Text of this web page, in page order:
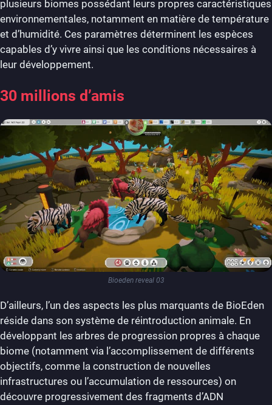
plusieurs biomes possédant leurs propres caractéristiques
environnementales, notamment en matière de température
et d’humidité. Ces paramètres déterminent les espèces
capables d’y vivre ainsi que les conditions nécessaires à
leur développement.
30 millions d’amis
Bioeden reveal 03
D’ailleurs, l’un des aspects les plus marquants de BioEden
réside dans son système de réintroduction animale. En
développant les arbres de progression propres à chaque
biome (notamment via l’accomplissement de différents
objectifs, comme la construction de nouvelles
infrastructures ou l’accumulation de ressources) on
découvre progressivement des fragments d’ADN